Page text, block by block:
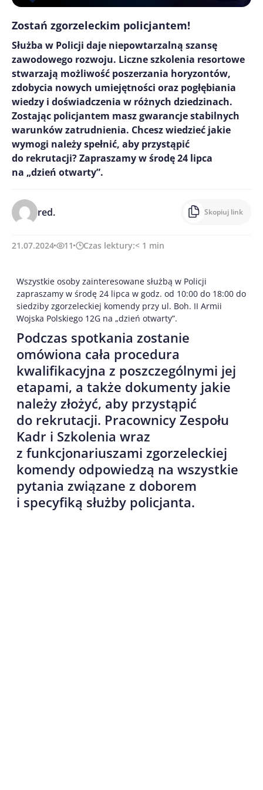
Zostań zgorzeleckim policjantem!
Służba w Policji daje niepowtarzalną szansę
zawodowego rozwoju. Liczne szkolenia resortowe
stwarzają możliwość poszerzania horyzontów,
zdobycia nowych umiejętności oraz pogłębiania
wiedzy i doświadczenia w różnych dziedzinach.
Zostając policjantem masz gwarancje stabilnych
warunków zatrudnienia. Chcesz wiedzieć jakie
wymogi należy spełnić, aby przystąpić
do rekrutacji? Zapraszamy w środę 24 lipca
na „dzień otwarty”.
red. Skopiuj link
21.07.2024 11 Czas lektury:< 1 min
Wszystkie osoby zainteresowane służbą w Policji
zapraszamy w środę 24 lipca w godz. od 10:00 do 18:00 do
siedziby zgorzeleckiej komendy przy ul. Boh. II Armii
Wojska Polskiego 12G na „dzień otwarty”.
Podczas spotkania zostanie
omówiona cała procedura
kwalifikacyjna z poszczególnymi jej
etapami, a także dokumenty jakie
należy złożyć, aby przystąpić
do rekrutacji. Pracownicy Zespołu
Kadr i Szkolenia wraz
z funkcjonariuszami zgorzeleckiej
komendy odpowiedzą na wszystkie
pytania związane z doborem
i specyfiką służby policjanta.